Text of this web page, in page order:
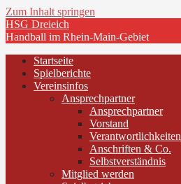
Zum Inhalt springen
HSG Dreieich
Handball im Rhein-Main-Gebiet
Startseite
Spielberichte
Vereinsinfos
Ansprechpartner
Ansprechpartner
Vorstand
Verantwortlichkeiten
Anschriften & Co.
Selbstverständnis
Mitglied werden